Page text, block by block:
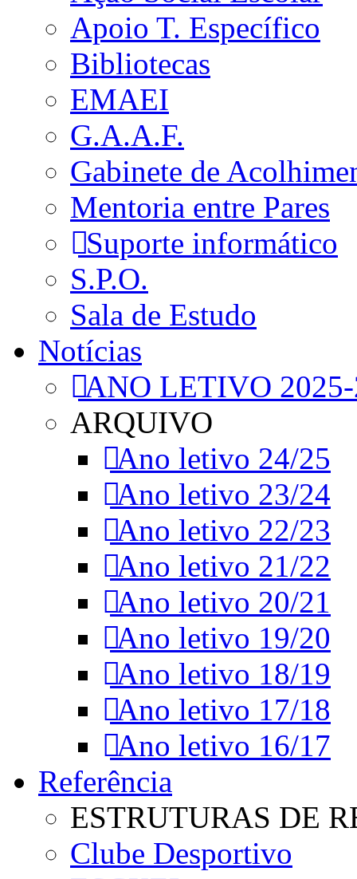
Apoio T. Específico
Bibliotecas
EMAEI
G.A.A.F.
Gabinete de
Mentoria entre Pares
Suporte informático
S.P.O.
Sala de Estudo
Notícias
ANO LETIVO
ARQUIVO
Ano letivo 24/25
Ano letivo 23/24
Ano letivo 22/23
Ano letivo 21/22
Ano letivo 20/21
Ano letivo 19/20
Ano letivo 18/19
Ano letivo 17/18
Ano letivo 16/17
Referência
ESTRUTURAS DE
Clube Desportivo